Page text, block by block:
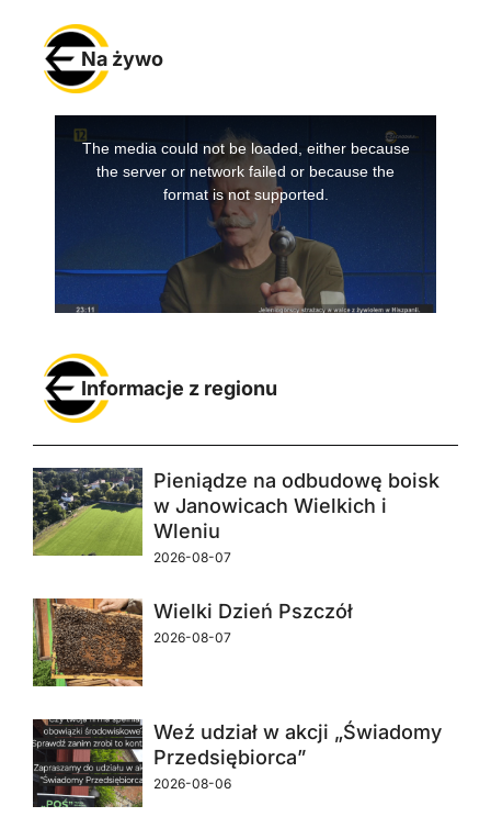
Na żywo
Informacje z regionu
Pieniądze na odbudowę boisk
w Janowicach Wielkich i
Wleniu
2026-08-07
Wielki Dzień Pszczół
2026-08-07
Weź udział w akcji „Świadomy
Przedsiębiorca”
2026-08-06